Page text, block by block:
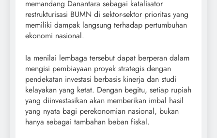
memandang Danantara sebagai katalisator
restrukturisasi BUMN di sektor-sektor prioritas yang
memiliki dampak langsung terhadap pertumbuhan
ekonomi nasional.
Ia menilai lembaga tersebut dapat berperan dalam
mengisi pembiayaan proyek strategis dengan
pendekatan investasi berbasis kinerja dan studi
kelayakan yang ketat. Dengan begitu, setiap rupiah
yang diinvestasikan akan memberikan imbal hasil
yang nyata bagi perekonomian nasional, bukan
hanya sebagai tambahan beban fiskal.